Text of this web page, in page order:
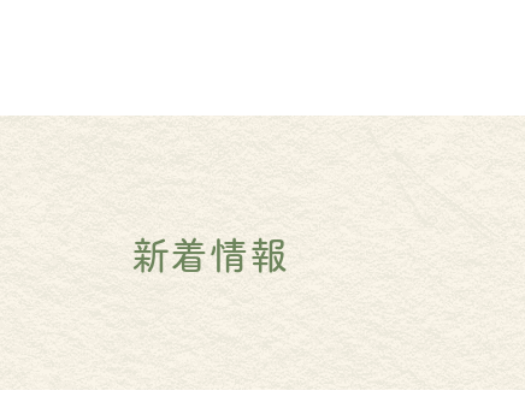
新着情報